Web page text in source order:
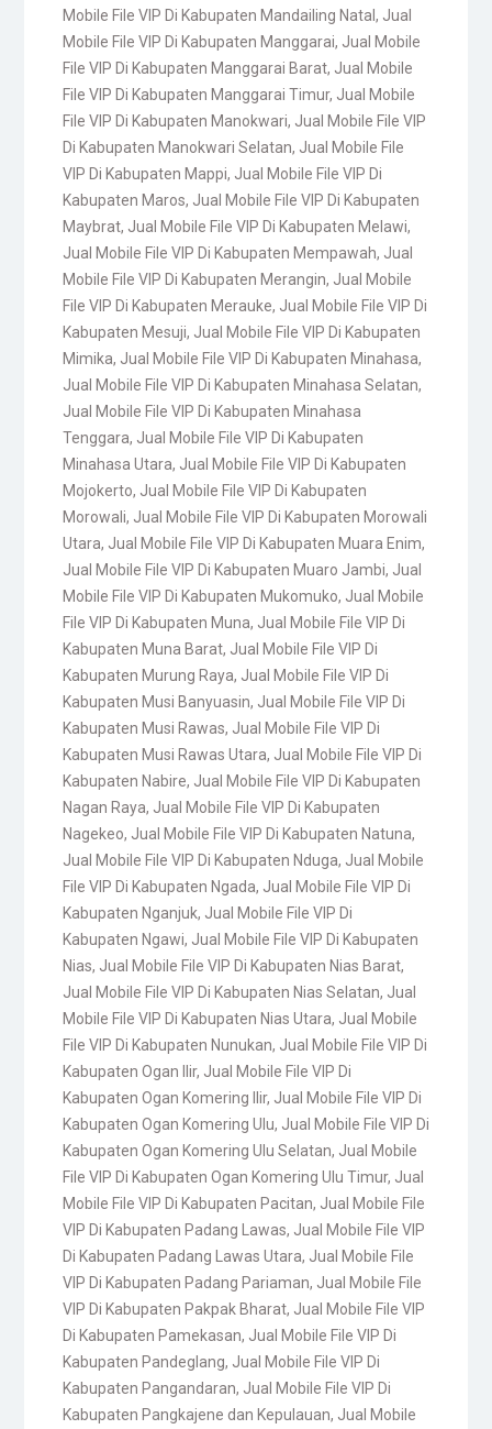
Mobile File VIP Di Kabupaten Mandailing Natal , Jual
Mobile File VIP Di Kabupaten Manggarai, Jual Mobile
File VIP Di Kabupaten Manggarai Barat, Jual Mobile
File VIP Di Kabupaten Manggarai Timur, Jual Mobile
File VIP Di Kabupaten Manokwari, Jual Mobile File VIP
Di Kabupaten Manokwari Selatan, Jual Mobile File
VIP Di Kabupaten Mappi, Jual Mobile File VIP Di
Kabupaten Maros, Jual Mobile File VIP Di Kabupaten
Maybrat, Jual Mobile File VIP Di Kabupaten Melawi,
Jual Mobile File VIP Di Kabupaten Mempawah, Jual
Mobile File VIP Di Kabupaten Merangin, Jual Mobile
File VIP Di Kabupaten Merauke, Jual Mobile File VIP Di
Kabupaten Mesuji, Jual Mobile File VIP Di Kabupaten
Mimika, Jual Mobile File VIP Di Kabupaten Minahasa,
Jual Mobile File VIP Di Kabupaten Minahasa Selatan,
Jual Mobile File VIP Di Kabupaten Minahasa
Tenggara, Jual Mobile File VIP Di Kabupaten
Minahasa Utara, Jual Mobile File VIP Di Kabupaten
Mojokerto, Jual Mobile File VIP Di Kabupaten
Morowali, Jual Mobile File VIP Di Kabupaten Morowali
Utara, Jual Mobile File VIP Di Kabupaten Muara Enim,
Jual Mobile File VIP Di Kabupaten Muaro Jambi, Jual
Mobile File VIP Di Kabupaten Mukomuko, Jual Mobile
File VIP Di Kabupaten Muna, Jual Mobile File VIP Di
Kabupaten Muna Barat, Jual Mobile File VIP Di
Kabupaten Murung Raya, Jual Mobile File VIP Di
Kabupaten Musi Banyuasin, Jual Mobile File VIP Di
Kabupaten Musi Rawas, Jual Mobile File VIP Di
Kabupaten Musi Rawas Utara, Jual Mobile File VIP Di
Kabupaten Nabire, Jual Mobile File VIP Di Kabupaten
Nagan Raya, Jual Mobile File VIP Di Kabupaten
Nagekeo, Jual Mobile File VIP Di Kabupaten Natuna,
Jual Mobile File VIP Di Kabupaten Nduga, Jual Mobile
File VIP Di Kabupaten Ngada, Jual Mobile File VIP Di
Kabupaten Nganjuk, Jual Mobile File VIP Di
Kabupaten Ngawi, Jual Mobile File VIP Di Kabupaten
Nias, Jual Mobile File VIP Di Kabupaten Nias Barat,
Jual Mobile File VIP Di Kabupaten Nias Selatan, Jual
Mobile File VIP Di Kabupaten Nias Utara, Jual Mobile
File VIP Di Kabupaten Nunukan, Jual Mobile File VIP Di
Kabupaten Ogan Ilir, Jual Mobile File VIP Di
Kabupaten Ogan Komering Ilir, Jual Mobile File VIP Di
Kabupaten Ogan Komering Ulu, Jual Mobile File VIP Di
Kabupaten Ogan Komering Ulu Selatan, Jual Mobile
File VIP Di Kabupaten Ogan Komering Ulu Timur, Jual
Mobile File VIP Di Kabupaten Pacitan, Jual Mobile File
VIP Di Kabupaten Padang Lawas, Jual Mobile File VIP
Di Kabupaten Padang Lawas Utara, Jual Mobile File
VIP Di Kabupaten Padang Pariaman, Jual Mobile File
VIP Di Kabupaten Pakpak Bharat, Jual Mobile File VIP
Di Kabupaten Pamekasan, Jual Mobile File VIP Di
Kabupaten Pandeglang, Jual Mobile File VIP Di
Kabupaten Pangandaran, Jual Mobile File VIP Di
Kabupaten Pangkajene dan Kepulauan, Jual Mobile